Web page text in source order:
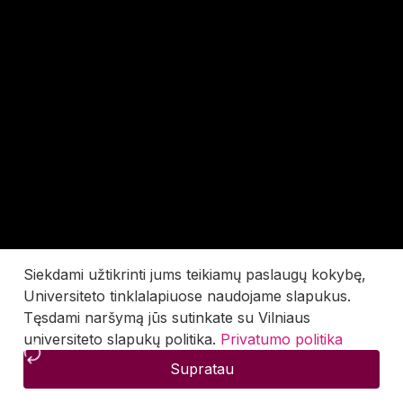
Siekdami užtikrinti jums teikiamų paslaugų kokybę,
Universiteto tinklalapiuose naudojame slapukus.
Tęsdami naršymą jūs sutinkate su Vilniaus
universiteto slapukų politika. Privatumo politika
Supratau